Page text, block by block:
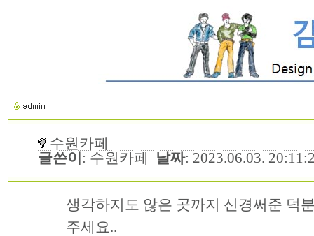
수원카페
글쓴이 : 수원카페 날짜: 2023.06.03.
생각하지도 않은 곳까지 신경써준 덕
주세요..